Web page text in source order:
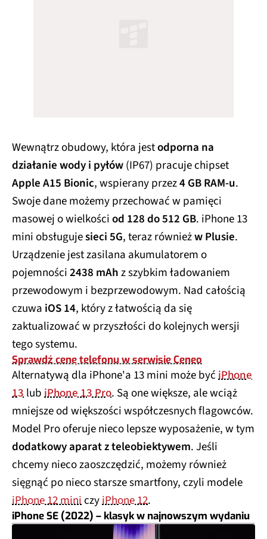
Wewnątrz obudowy, która jestodporna na
działanie wody i pyłów(IP67) pracuje chipset
Apple A15 Bionic, wspierany przez4 GB RAM-u.
Swoje dane możemy przechować w pamięci
masowej o wielkościod 128 do 512 GB. iPhone 13
mini obsługujesieci 5G, teraz równieżw Plusie.
Urządzenie jest zasilana akumulatorem o
pojemności2438 mAhz szybkim ładowaniem
przewodowym i bezprzewodowym. Nad całością
czuwa iOS 14, który z łatwością da się
zaktualizować w przyszłości do kolejnych wersji
tego systemu.
Sprawdź cenę telefonu w serwisie Ceneo
Alternatywą dla iPhone'a 13 mini może byćiPhone
13lubiPhone 13 Pro. Są one większe, ale wciąż
mniejsze od większości współczesnych flagowców.
Model Pro oferuje nieco lepsze wyposażenie, w tym
dodatkowy aparat z teleobiektywem. Jeśli
chcemy nieco zaoszczędzić, możemy również
sięgnąć po nieco starsze smartfony, czyli modele
iPhone 12 miniczyiPhone 12.
iPhone SE (2022) – klasyk w najnowszym wydaniu